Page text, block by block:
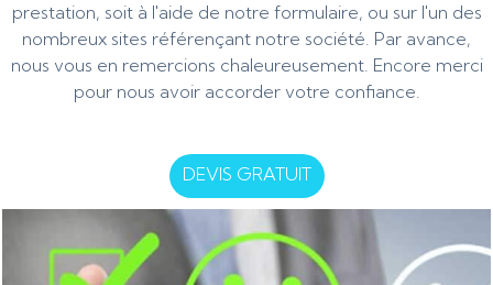
prestation, soit à l'aide de notre formulaire, ou sur l'un des
nombreux sites référençant notre société. Par avance,
nous vous en remercions chaleureusement. Encore merci
pour nous avoir accorder votre confiance.
DEVIS GRATUIT